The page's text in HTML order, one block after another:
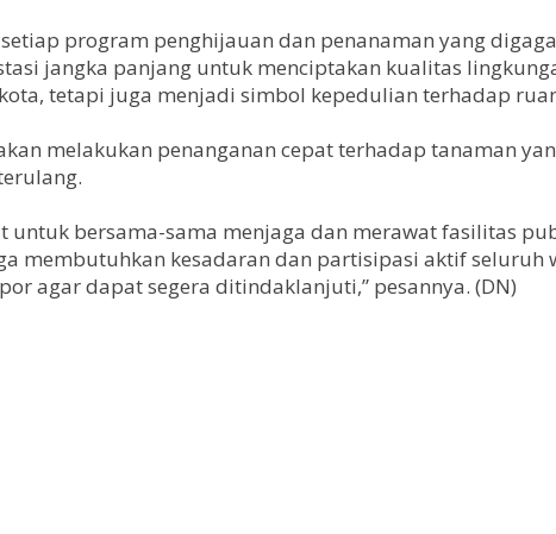
program penghijauan dan penanaman yang
jangka panjang untuk menciptakan kualitas
tetapi juga menjadi simbol kepedulian terhadap
melakukan penanganan cepat terhadap tanaman
untuk bersama-sama menjaga dan merawat fasilitas
membutuhkan kesadaran dan partisipasi aktif
agar dapat segera ditindaklanjuti,” pesannya. (DN)